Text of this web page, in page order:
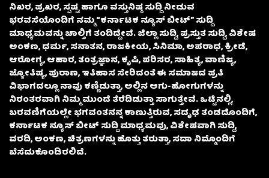
ನಿಖರ, ಪ್ರಖರ, ಸ್ಪಷ್ಟ ಹಾಗೂ ವಸ್ತುನಿಷ್ಠ ಸುದ್ದಿ ನೀಡುವ
ಭರವಸೆಯೊಂದಿಗೆ ನಮ್ಮ “ಕರ್ನಾಟಕ ನ್ಯೂಸ್ ಬೀಟ್” ಸುದ್ದಿ
ಮಾಧ್ಯಮವನ್ನು ಚಾಲ್ತಿಗೆ ತಂದಿದ್ದೇವೆ. ಜಿಲ್ಲಾ ಸುದ್ದಿ, ಪ್ರಸ್ತುತ ಸುದ್ದಿ, ವಿಶೇಷ
ಅಂಕಣ, ಧರ್ಮ, ಸನಾತನ, ರಾಜಕೀಯ, ಸಿನಿಮಾ, ಅಪರಾಧ, ಕ್ರೀಡೆ,
ಆರೋಗ್ಯ, ಆಹಾರ, ತಂತ್ರಜ್ಞಾನ, ಕೃಷಿ, ಪರಿಸರ, ಸಾಹಿತ್ಯ, ವಾಣಿಜ್ಯ,
ಜ್ಯೋತಿಷ್ಯ, ಪುರಾಣ, ಇತಿಹಾಸ ಸೇರಿದಂತೆ ಈ ಸಮಾಜದ ಪ್ರತಿ
ವಿಭಾಗದಲ್ಲೂ ನಾವು ಕಣ್ಣಿಡುತ್ತಾ, ಅಲ್ಲಿನ ಆಗು-ಹೋಗುಗಳನ್ನು
ನಿರಂತರವಾಗಿ ನಿಮ್ಮ ಮುಂದೆ ತೆರೆದಿಡುತ್ತಾ ಸಾಗುತ್ತೇವೆ. ಒಟ್ಟಿನಲ್ಲಿ,
ಬರವಣಿಗೆಯಲ್ಲೇ ಭಗವಂತನನ್ನ ಕಾಣುತ್ತಿರುವ, ಸದೃಢ ತಂಡದೊಂದಿಗೆ,
ಕರ್ನಾಟಕ ನ್ಯೂಸ್ ಬೀಟ್ ಸುದ್ದಿ ಮಾಧ್ಯಮವು, ವಿಶೇಷವಾಗಿ ಸುದ್ದಿ,
ವರದಿ, ಅಂಕಣ, ಚಿತ್ರಣಗಳನ್ನು ಹೊತ್ತು ತರುತ್ತಾ, ಸದಾ ನಿಮ್ಮೊಂದಿಗೆ
ಬೆಸೆದುಕೊಂಡಿರಲಿದೆ.